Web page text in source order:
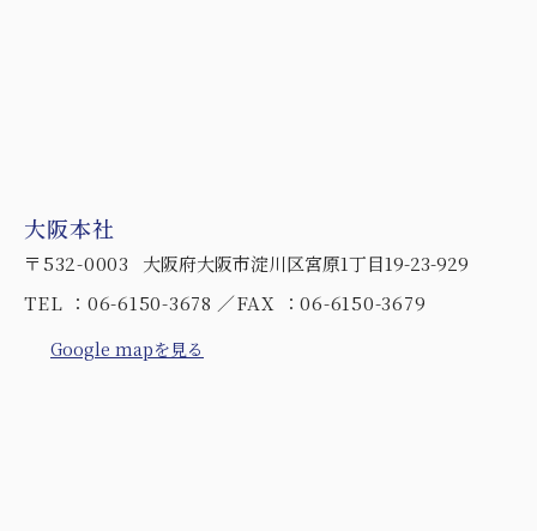
大阪本社
〒532-0003
大阪府大阪市淀川区宮原1丁目19-23-929
TEL ：06-6150-3678
FAX ：06-6150-3679
Google mapを見る